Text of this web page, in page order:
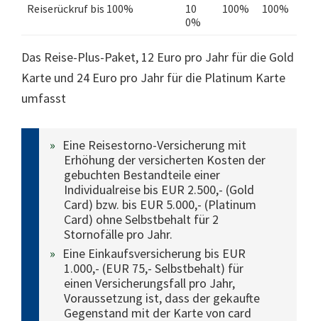
Reiserückruf bis 100%
10
0%
100% 100%
Das Reise-Plus-Paket, 12 Euro pro Jahr für die Gold
Karte und 24 Euro pro Jahr für die Platinum Karte
umfasst
Eine Reisestorno-Versicherung mit
Erhöhung der versicherten Kosten der
gebuchten Bestandteile einer
Individualreise bis EUR 2.500,- (Gold
Card) bzw. bis EUR 5.000,- (Platinum
Card) ohne Selbstbehalt für 2
Stornofälle pro Jahr.
Eine Einkaufsversicherung bis EUR
1.000,- (EUR 75,- Selbstbehalt) für
einen Versicherungsfall pro Jahr,
Voraussetzung ist, dass der gekaufte
Gegenstand mit der Karte von card